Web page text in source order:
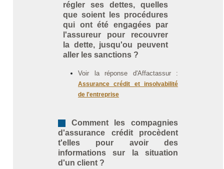
régler ses dettes, quelles
que soient les procédures
qui ont été engagées par
l'assureur pour recouvrer
la dette, jusqu'ou peuvent
aller les sanctions ?
Voir la réponse d'Affactassur :
Assurance crédit et insolvabilité
de l'entreprise
Comment les compagnies
d'assurance crédit procèdent
t'elles pour avoir des
informations sur la situation
d'un client ?